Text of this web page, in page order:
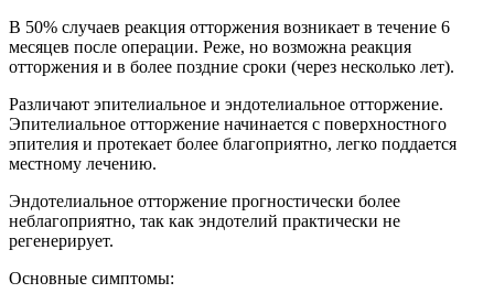
В 50% случаев реакция отторжения возникает в течение 6
месяцев после операции. Реже, но возможна реакция
отторжения и в более поздние сроки (через несколько лет).
Различают эпителиальное и эндотелиальное отторжение.
Эпителиальное отторжение начинается с поверхностного
эпителия и протекает более благоприятно, легко поддается
местному лечению.
Эндотелиальное отторжение прогностически более
неблагоприятно, так как эндотелий практически не
регенерирует.
Основные симптомы: